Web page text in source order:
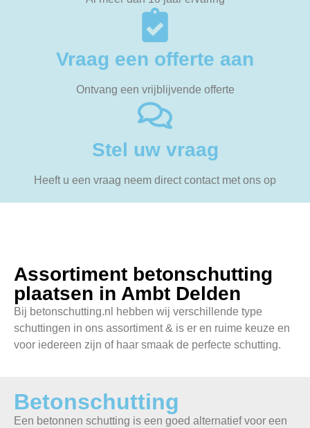
Vraag een offerte aan
Ontvang een vrijblijvende offerte
Stel uw vraag
Heeft u een vraag neem direct contact met ons op
Assortiment betonschutting
plaatsen in Ambt Delden
Bij betonschutting.nl hebben wij verschillende type
schuttingen in ons assortiment & is er en ruime keuze en
voor iedereen zijn of haar smaak de perfecte schutting.
Betonschutting
Een betonnen schutting is een goed alternatief voor een